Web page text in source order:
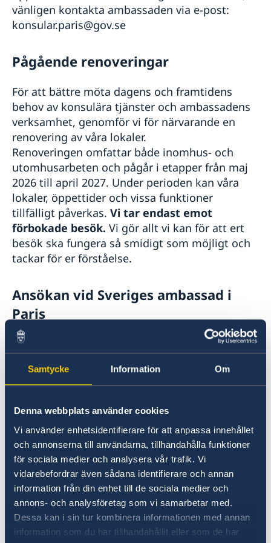
Samtycke Information Om
Denna webbplats använder cookies
Vi använder enhetsidentifierare för att anpassa innehållet
och annonserna till användarna, tillhandahålla funktioner
för sociala medier och analysera vår trafik. Vi
vidarebefordrar även sådana identifierare och annan
information från din enhet till de sociala medier och
annons- och analysföretag som vi samarbetar med.
Dessa kan i sin tur kombinera informationen med annan
information som du har tillhandahållit eller som de har
Ansöka om äktenskapscertifikat på Sveriges
ambassad i Paris
Svensk medborgare folkbokförd i Frankrike
Ansöka om äktenskapscertifikat på Sveriges
Allmänna säkerhetsläget
Terrorism
Naturförhållanden och katastrofer
Hälso- och sjukvård
Lokala lagar och sedvänjor
Kriminalitet och personlig säkerhet
Trafiksäkerhet och miljöåtergärder
Resa i landet
Reseinformation till dig med dubbelt medborgarskap
eller uppehållstillstånd i Sverige
Resa med husdjur
Se till att vara försäkrad
Om olyckan är framme
vänligen kontakta ambassaden via e-post:
konsular.paris@gov.se
Pågående renoveringar
För att bättre möta dagens och framtidens
behov av konsulära tjänster och ambassadens
verksamhet, genomför vi för närvarande en
renovering av våra lokaler.
Renoveringen omfattar både inomhus- och
utomhusarbeten och pågår i etapper från maj
2026 till april 2027. Under perioden kan våra
lokaler, öppettider och vissa funktioner
tillfälligt påverkas. Vi tar endast emot
förbokade besök. Vi gör allt vi kan för att ert
besök ska fungera så smidigt som möjligt och
tackar för er förståelse.
Ansökan vid Sveriges ambassad i
Paris
Tidsbokning online är obligatorisk för att
ansöka om pass och ID-kort. Du kan
boka en tid via ambassadens bokningssystem
(välj "ansöka om pass / id-kort" som anledning).
Besök gärna sidan information om tidsbokning
Om du inte kan komma uppmanasdu att
avboka eller omboka din tid genom att ange
din bokningskod i ambassadens
bokningssystem
För besök på ambassaden eller konsulatet
informerar vi om att endast små väskor eller